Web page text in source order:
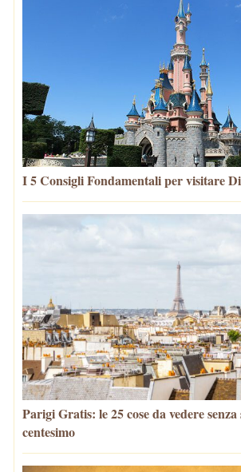
I 5 Consigli Fondamentali per visitare
Parigi Gratis: le 25 cose da vedere
centesimo